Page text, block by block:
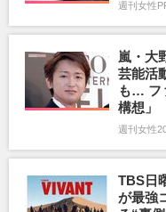
週刊女性
嵐・大
芸能活
も… フ
構想」
週刊女性
TBS日
が最強